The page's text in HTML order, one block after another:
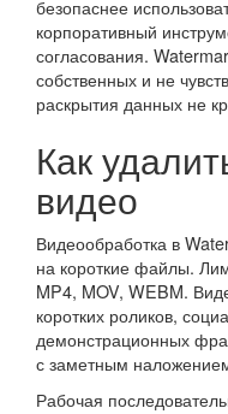
безопаснее
корпоративный
согласования.
собственных и не
раскрытия данных не
Как
видео
Видеообработка в
на короткие файлы.
MP4, MOV, WEBM.
коротких роликов,
демонстрационных
с заметным
Рабочая